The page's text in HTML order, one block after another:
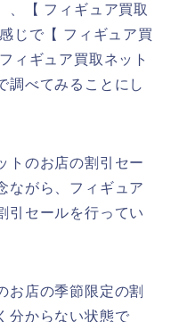
、【 フィギュア買取
じで【 フィギュア買
ィギュア買取ネット
調べてみることにし
トのお店の割引セー
ながら、フィギュア
引セールを行ってい
お店の季節限定の割
分からない状態で